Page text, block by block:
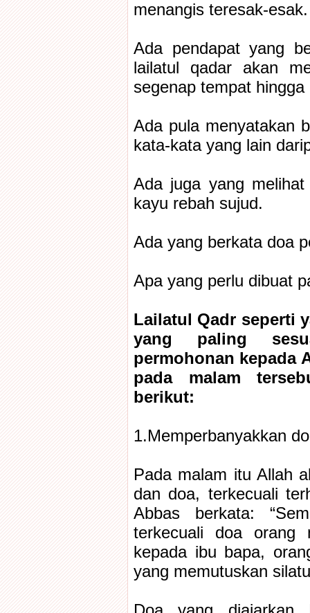
menangis teresak-esak.
Ada pendapat yang
lailatul qadar akan
segenap tempat
Ada pula menyatakan
kata-kata yang lain
Ada juga yang
kayu rebah sujud.
Ada yang berkata doa
Apa yang perlu dibuat
Lailatul Qadr seperti
yang paling
permohonan kepada
pada malam
berikut:
1.Memperbanyakkan
Pada malam itu Allah
dan doa, terkecuali
Abbas berkata:
terkecuali doa orang
kepada ibu bapa,
yang memutuskan